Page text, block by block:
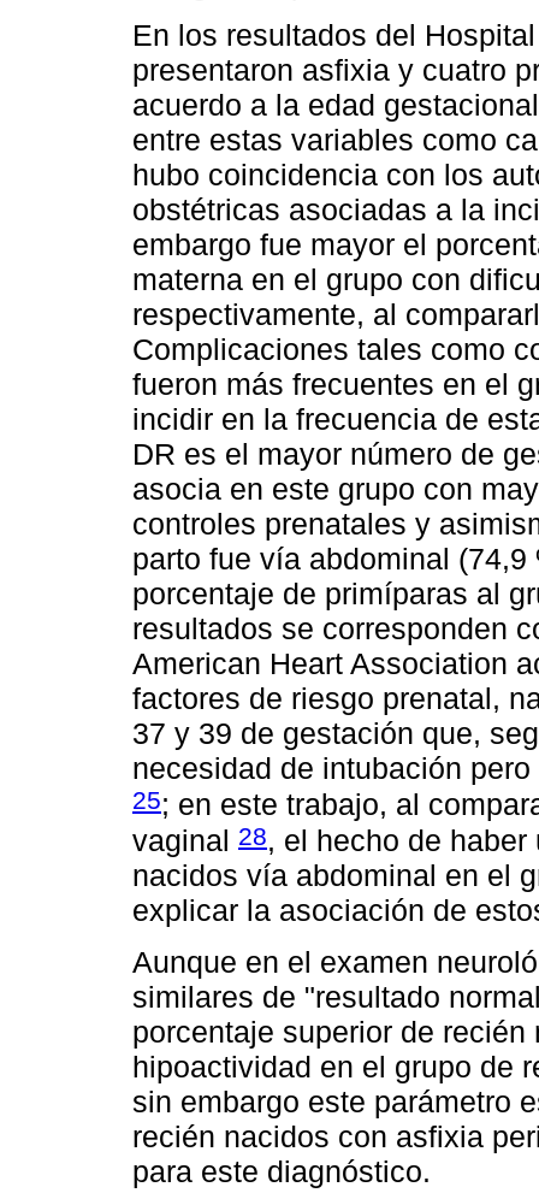
En los resultados del
presentaron asfixia y cuatro
acuerdo a la edad
entre estas variables como
hubo coincidencia con los
obstétricas asociadas a la
embargo fue mayor el
materna en el grupo con
respectivamente, al
Complicaciones tales como
fueron más frecuentes en el
incidir en la frecuencia de
DR es el mayor número de
asocia en este grupo con
controles prenatales y
parto fue vía abdominal
porcentaje de primíparas al
resultados se corresponden
American Heart Association
factores de riesgo prenatal,
37 y 39 de gestación que,
necesidad de intubación
25; en este trabajo, al
vaginal 28, el hecho de
nacidos vía abdominal en el
explicar la asociación de
Aunque en el examen
similares de "resultado
porcentaje superior de
hipoactividad en el grupo de
sin embargo este parámetro
recién nacidos con asfixia
para este diagnóstico.